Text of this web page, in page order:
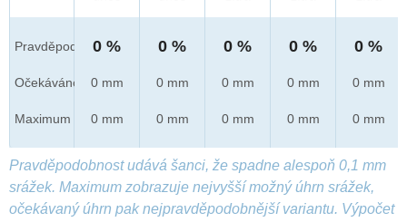
Pravděpod.
Očekáváno
Maximum
0 %
0 mm
0 mm
0 %
0 mm
0 mm
0 %
0 mm
0 mm
0 %
0 mm
0 mm
0 %
0 mm
0 mm
Pravděpodobnost udává šanci, že spadne alespoň 0,1 mm
srážek. Maximum zobrazuje nejvyšší možný úhrn srážek,
očekávaný úhrn pak nejpravděpodobnější variantu. Výpočet